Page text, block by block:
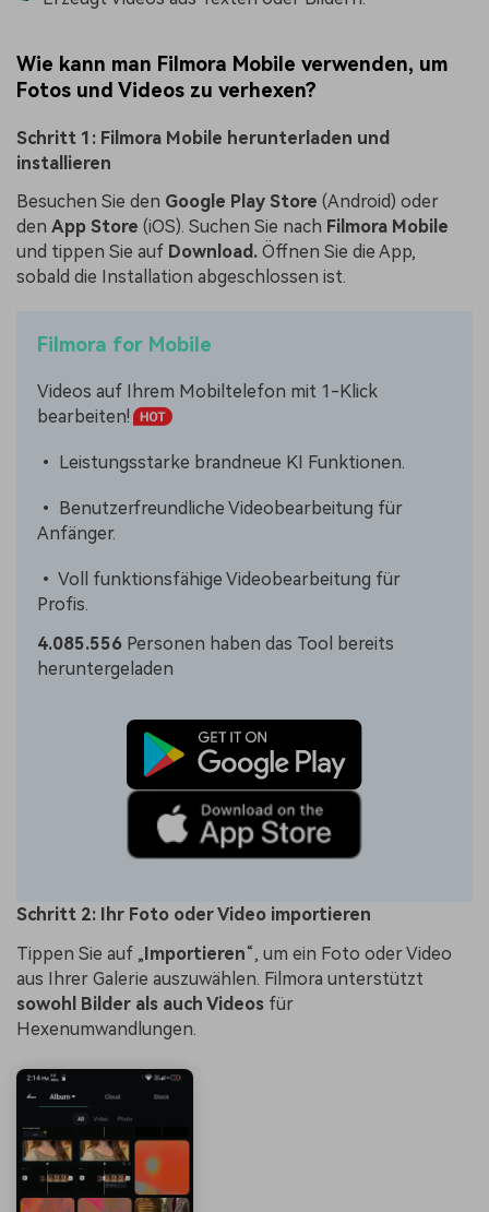
Wie kann man Filmora Mobile verwenden, um
Fotos und Videos zu verhexen?
Schritt 1: Filmora Mobile herunterladen und
installieren
Besuchen Sie den Google Play Store (Android) oder
den App Store (iOS). Suchen Sie nach Filmora Mobile
und tippen Sie auf Download. Öffnen Sie die App,
sobald die Installation abgeschlossen ist.
Filmora for Mobile
Videos auf Ihrem Mobiltelefon mit 1-Klick
bearbeiten!
• Leistungsstarke brandneue KI Funktionen.
• Benutzerfreundliche Videobearbeitung für
Anfänger.
• Voll funktionsfähige Videobearbeitung für
Profis.
4.085.556 Personen haben das Tool bereits
heruntergeladen
Schritt 2: Ihr Foto oder Video importieren
Tippen Sie auf „Importieren“, um ein Foto oder Video
aus Ihrer Galerie auszuwählen. Filmora unterstützt
sowohl Bilder als auch Videos für
Hexenumwandlungen.